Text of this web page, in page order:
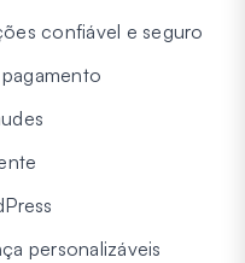
confiável e seguro
personalizáveis